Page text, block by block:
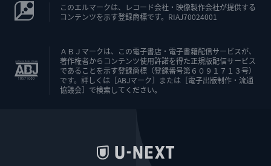
このエルマークは、レコード会社・映像製作会社が提供する
コンテンツを示す登録商標です。RIAJ70024001
ＡＢＪマークは、この電子書店・電子書籍配信サービスが、
著作権者からコンテンツ使用許諾を得た正規版配信サービス
であることを示す登録商標（登録番号第６０９１７１３号）
です。詳しくは［ABJマーク］または［電子出版制作・流通
協議会］で検索してください。